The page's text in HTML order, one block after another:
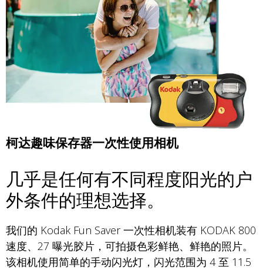
柯达趣味保存器一次性使用相机
几乎是任何有不同程度阳光的户
外条件的理想选择。
我们的 Kodak Fun Saver 一次性相机装有 KODAK 800
速度、27 曝光胶片，可拍摄色彩鲜艳、鲜艳的照片。
该相机使用简单的手动闪光灯，闪光范围为 4 至 11.5